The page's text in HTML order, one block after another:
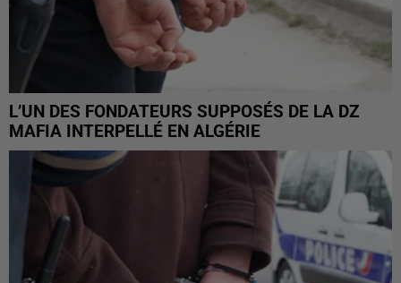
L’UN DES FONDATEURS SUPPOSÉS DE LA DZ
MAFIA INTERPELLÉ EN ALGÉRIE